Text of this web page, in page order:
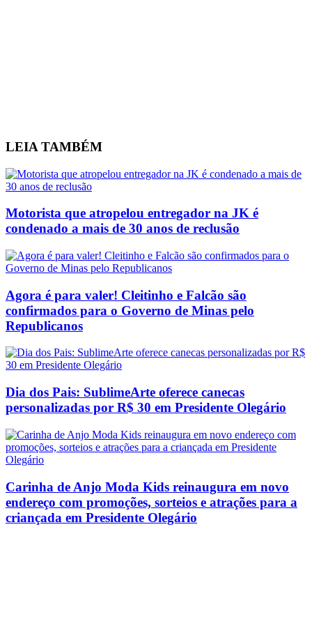
LEIA TAMBÉM
Motorista que atropelou entregador na JK é
condenado a mais de 30 anos de reclusão
Agora é para valer! Cleitinho e Falcão são
confirmados para o Governo de Minas pelo
Republicanos
Dia dos Pais: SublimeArte oferece canecas
personalizadas por R$ 30 em Presidente Olegário
Carinha de Anjo Moda Kids reinaugura em novo
endereço com promoções, sorteios e atrações para a
criançada em Presidente Olegário